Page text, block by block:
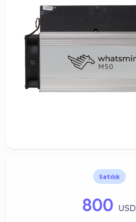
Satılık
800 USD